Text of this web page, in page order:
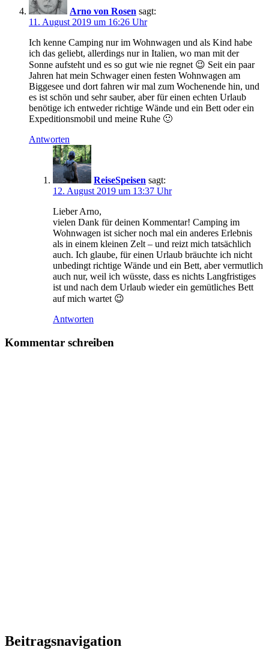
Arno von Rosen sagt:
11. August 2019 um 16:26 Uhr
Ich kenne Camping nur im Wohnwagen und als Kind habe
ich das geliebt, allerdings nur in Italien, wo man mit der
Sonne aufsteht und es so gut wie nie regnet 😉 Seit ein paar
Jahren hat mein Schwager einen festen Wohnwagen am
Biggesee und dort fahren wir mal zum Wochenende hin, und
es ist schön und sehr sauber, aber für einen echten Urlaub
benötige ich entweder richtige Wände und ein Bett oder ein
Expeditionsmobil und meine Ruhe 🙂
Antworten
ReiseSpeisen sagt:
12. August 2019 um 13:37 Uhr
Lieber Arno,
vielen Dank für deinen Kommentar! Camping im
Wohnwagen ist sicher noch mal ein anderes Erlebnis
als in einem kleinen Zelt – und reizt mich tatsächlich
auch. Ich glaube, für einen Urlaub bräuchte ich nicht
unbedingt richtige Wände und ein Bett, aber vermutlich
auch nur, weil ich wüsste, dass es nichts Langfristiges
ist und nach dem Urlaub wieder ein gemütliches Bett
auf mich wartet 😉
Antworten
Kommentar schreiben
Beitragsnavigation